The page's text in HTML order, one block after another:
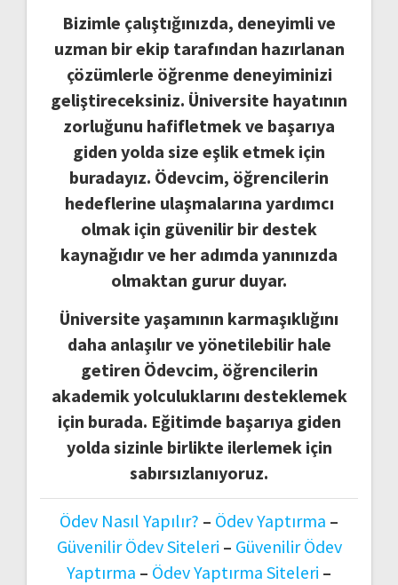
Bizimle çalıştığınızda, deneyimli ve
uzman bir ekip tarafından hazırlanan
çözümlerle öğrenme deneyiminizi
geliştireceksiniz. Üniversite hayatının
zorluğunu hafifletmek ve başarıya
giden yolda size eşlik etmek için
buradayız. Ödevcim, öğrencilerin
hedeflerine ulaşmalarına yardımcı
olmak için güvenilir bir destek
kaynağıdır ve her adımda yanınızda
olmaktan gurur duyar.
Üniversite yaşamının karmaşıklığını
daha anlaşılır ve yönetilebilir hale
getiren Ödevcim, öğrencilerin
akademik yolculuklarını desteklemek
için burada. Eğitimde başarıya giden
yolda sizinle birlikte ilerlemek için
sabırsızlanıyoruz.
Ödev Nasıl Yapılır? – Ödev Yaptırma –
Güvenilir Ödev Siteleri – Güvenilir Ödev
Yaptırma – Ödev Yaptırma Siteleri –